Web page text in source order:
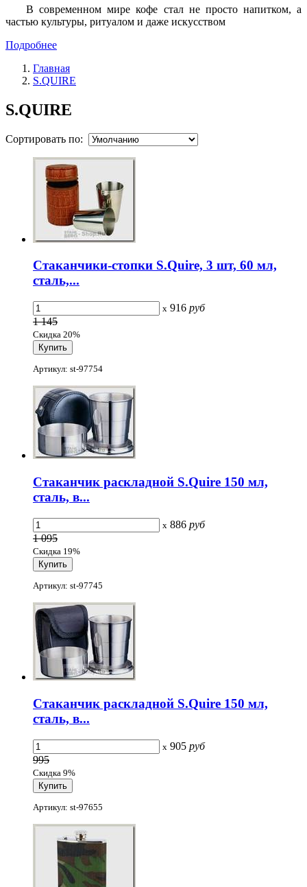
В современном мире кофе стал не просто напитком, а
частью культуры, ритуалом и даже искусством
Подробнее
Главная
S.QUIRE
S.QUIRE
Сортировать по:
Стаканчики-стопки S.Quire, 3 шт, 60 мл,
сталь,...
x 916 руб
1 145
Скидка 20%
Артикул: st-97754
Стаканчик раскладной S.Quire 150 мл,
сталь, в...
x 886 руб
1 095
Скидка 19%
Артикул: st-97745
Стаканчик раскладной S.Quire 150 мл,
сталь, в...
x 905 руб
995
Скидка 9%
Артикул: st-97655